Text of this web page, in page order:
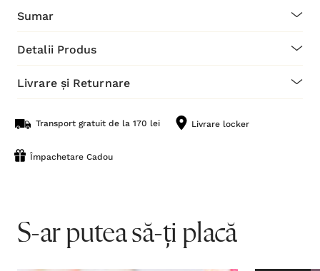
Sumar
Detalii Produs
Livrare și Returnare
Transport gratuit de la 170 lei Livrare locker
Împachetare Cadou
S-ar putea să-ți placă